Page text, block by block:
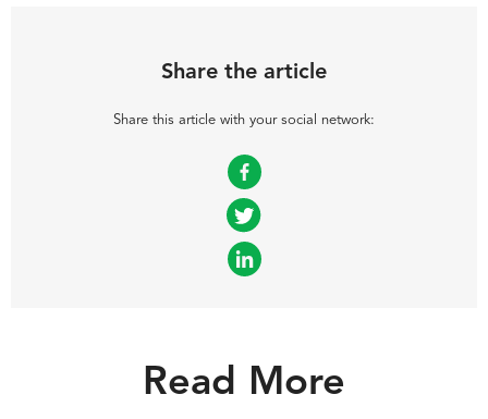
Share the article
Share this article with your social network:
Facebook
Twitter
LinkedIn
Read More